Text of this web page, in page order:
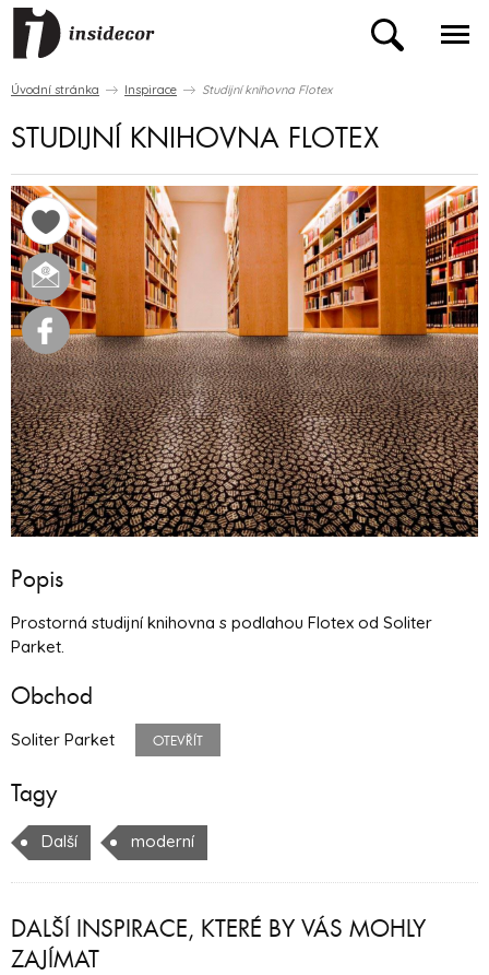
Úvodní stránka Inspirace Studijní knihovna Flotex
STUDIJNÍ KNIHOVNA FLOTEX
Popis
Prostorná studijní knihovna s podlahou Flotex od Soliter
Parket.
Obchod
Soliter Parket OTEVŘÍT
Tagy
Další moderní
DALŠÍ INSPIRACE, KTERÉ BY VÁS MOHLY
ZAJÍMAT